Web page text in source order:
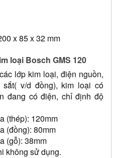
x 85 x 32 mm
loại Bosch GMS 120
lớp kim loại, điện nguồn,
v/d đồng), kim loại có
đang có điện, chỉ định độ
(thép): 120mm
(đồng): 80mm
(gỗ): 38mm
không sử dụng.